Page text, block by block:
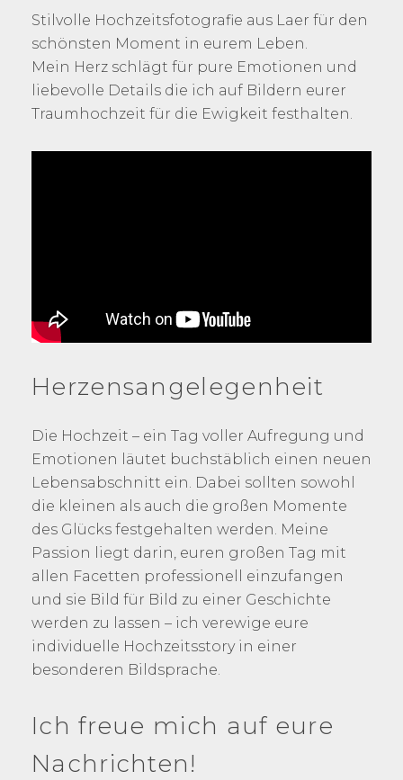
Stilvolle Hochzeitsfotografie aus Laer für den
schönsten Moment in eurem Leben.
Mein Herz schlägt für pure Emotionen und
liebevolle Details die ich auf Bildern eurer
Traumhochzeit für die Ewigkeit festhalten.
Herzensangelegenheit
Die Hochzeit – ein Tag voller Aufregung und
Emotionen läutet buchstäblich einen neuen
Lebensabschnitt ein. Dabei sollten sowohl
die kleinen als auch die großen Momente
des Glücks festgehalten werden. Meine
Passion liegt darin, euren großen Tag mit
allen Facetten professionell einzufangen
und sie Bild für Bild zu einer Geschichte
werden zu lassen – ich verewige eure
individuelle Hochzeitsstory in einer
besonderen Bildsprache.
Ich freue mich auf eure
Nachrichten!